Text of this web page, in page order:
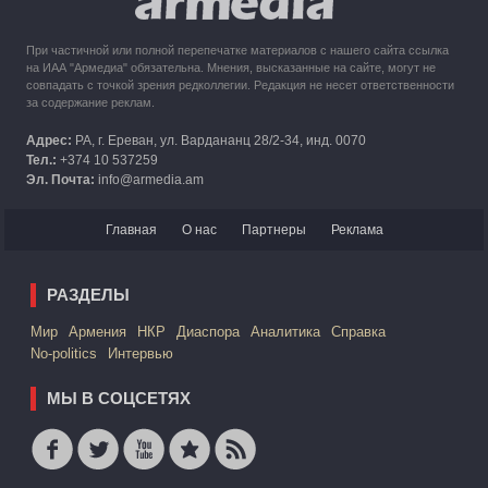
При частичной или полной перепечатке материалов с нашего сайта ссылка
на ИАА "Армедиа" обязательна. Мнения, высказанные на сайте, могут не
совпадать с точкой зрения редколлегии. Редакция не несет ответственности
за содержание реклам.
Адрес: РА, г. Ереван, ул. Вардананц 28/2-34, инд. 0070
Тел.: +374 10 537259
Эл. Почта: info@armedia.am
Главная О нас Партнеры Реклама
РАЗДЕЛЫ
Mир Армения НКР Диаспора Аналитика
Справка
No-politics
Интервью
МЫ В СОЦСЕТЯХ